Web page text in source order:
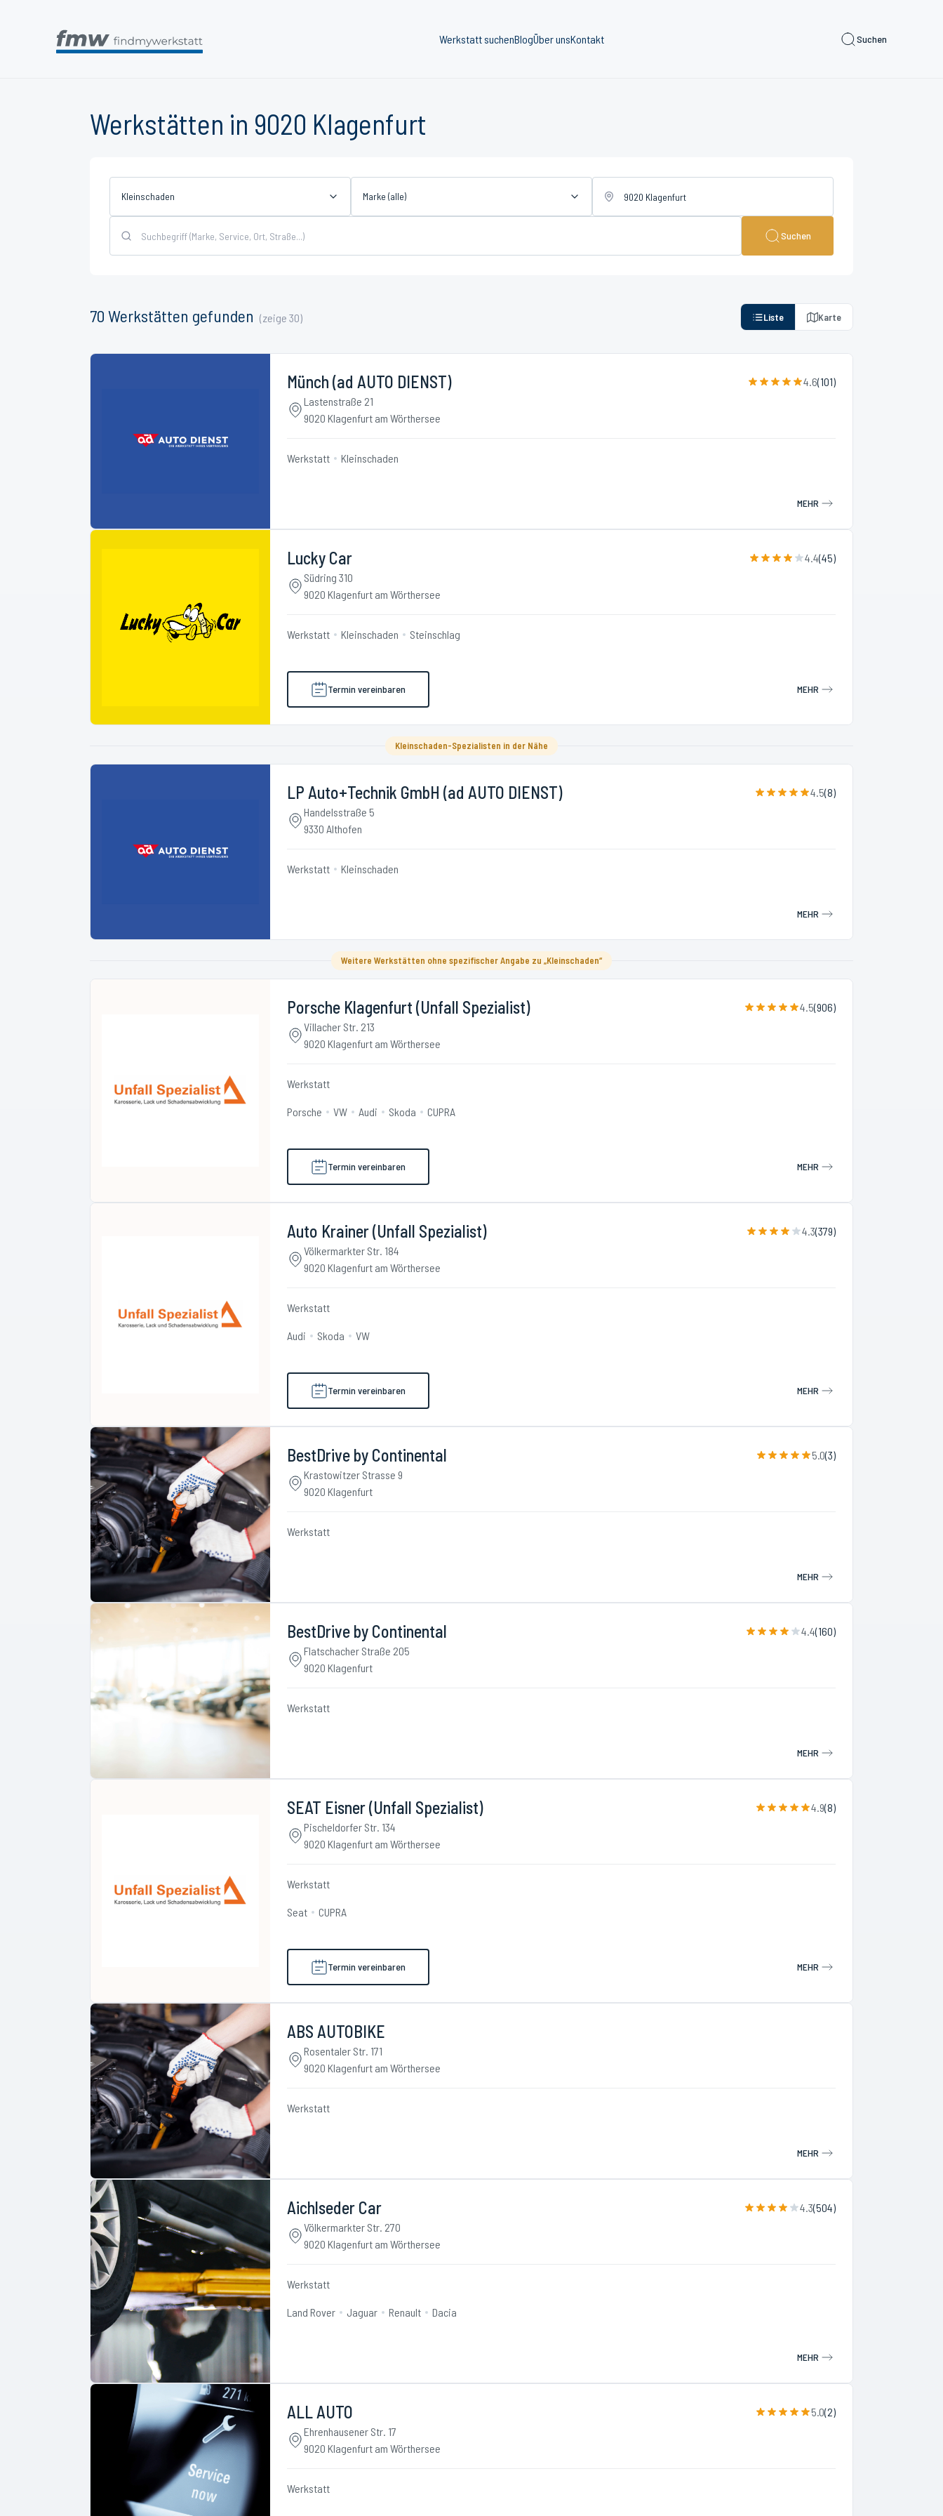
Werkstatt suchenBlogÜber unsKontakt Suchen
Werkstätten in 9020 Klagenfurt
Kleinschaden Marke (alle)
Suchen
70 Werkstätten gefunden (zeige 30) Liste Karte
Münch (ad AUTO DIENST) 4.6(101)
Lastenstraße 21
9020 Klagenfurt am Wörthersee
Werkstatt Kleinschaden
MEHR
Lucky Car 4.4(45)
Südring 310
9020 Klagenfurt am Wörthersee
Werkstatt Kleinschaden Steinschlag
Termin vereinbaren MEHR
Kleinschaden-Spezialisten in der Nähe
LP Auto+Technik GmbH (ad AUTO DIENST) 4.5(8)
Handelsstraße 5
9330 Althofen
Werkstatt Kleinschaden
MEHR
Weitere Werkstätten ohne spezifischer Angabe zu „Kleinschaden“
Porsche Klagenfurt (Unfall Spezialist) 4.5(906)
Villacher Str. 213
9020 Klagenfurt am Wörthersee
Werkstatt
Porsche VW Audi Skoda CUPRA
Termin vereinbaren MEHR
Auto Krainer (Unfall Spezialist) 4.3(379)
Völkermarkter Str. 184
9020 Klagenfurt am Wörthersee
Werkstatt
Audi Skoda VW
Termin vereinbaren MEHR
BestDrive by Continental 5.0(3)
Krastowitzer Strasse 9
9020 Klagenfurt
Werkstatt
MEHR
BestDrive by Continental 4.4(160)
Flatschacher Straße 205
9020 Klagenfurt
Werkstatt
MEHR
SEAT Eisner (Unfall Spezialist) 4.9(8)
Pischeldorfer Str. 134
9020 Klagenfurt am Wörthersee
Werkstatt
Seat CUPRA
Termin vereinbaren MEHR
ABS AUTOBIKE
Rosentaler Str. 171
9020 Klagenfurt am Wörthersee
Werkstatt
MEHR
Aichlseder Car 4.3(504)
Völkermarkter Str. 270
9020 Klagenfurt am Wörthersee
Werkstatt
Land Rover Jaguar Renault Dacia
MEHR
ALL AUTO 5.0(2)
Ehrenhausener Str. 17
9020 Klagenfurt am Wörthersee
Werkstatt